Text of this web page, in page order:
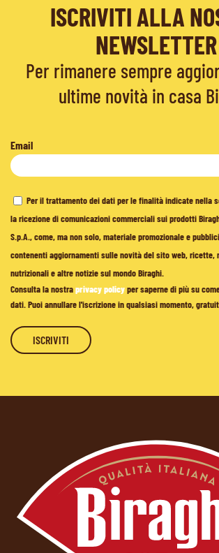
ISCRIVITI ALLA
NEWSLETTER
Per rimanere sempre
ultime novità in casa
Email
Per il trattamento dei dati per le finalità indicate nella
la ricezione di comunicazioni commerciali sui prodotti
S.p.A., come, ma non solo, materiale promozionale e
contenenti aggiornamenti sulle novità del sito web, ricette,
nutrizionali e altre notizie sul mondo Biraghi.
Consulta la nostraprivacy policyper saperne di più su
dati. Puoi annullare l'iscrizione in qualsiasi momento,